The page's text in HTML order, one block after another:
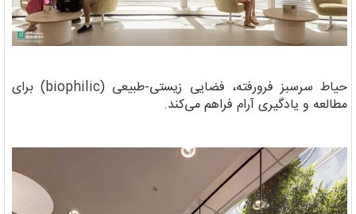
حیاط سرسبز فرورفته، فضایی زیستی-طبیعی (biophilic) برای
مطالعه و یادگیری آرام فراهم می‌کند.